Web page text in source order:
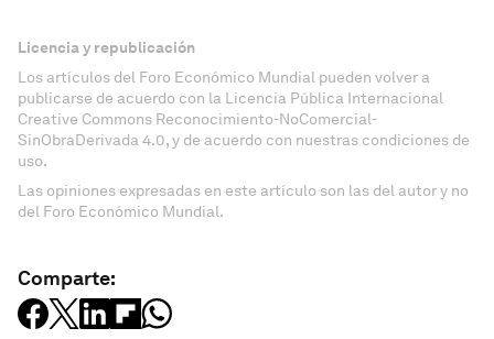
Licencia y republicación
Los artículos del Foro Económico Mundial pueden volver a
publicarse de acuerdo con la Licencia Pública Internacional
Creative Commons Reconocimiento-NoComercial-
SinObraDerivada 4.0, y de acuerdo con nuestras condiciones de
uso.
Las opiniones expresadas en este artículo son las del autor y no
del Foro Económico Mundial.
Comparte: